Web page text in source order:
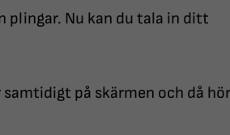
plingar. Nu kan du tala in ditt
på skärmen och då